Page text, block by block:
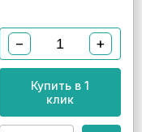
− +
Купить в 1
клик